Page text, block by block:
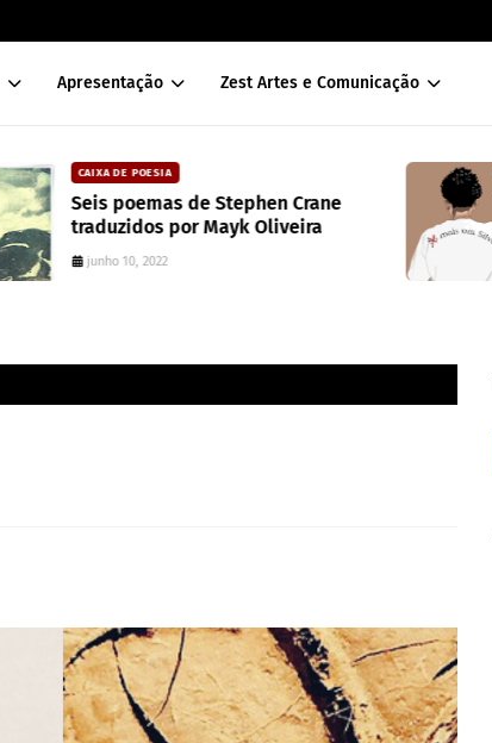
Apresentação Zest Artes e Comunicação
CAIXA DE POESIA
Seis poemas de Stephen Crane
traduzidos por Mayk Oliveira
junho 10, 2022